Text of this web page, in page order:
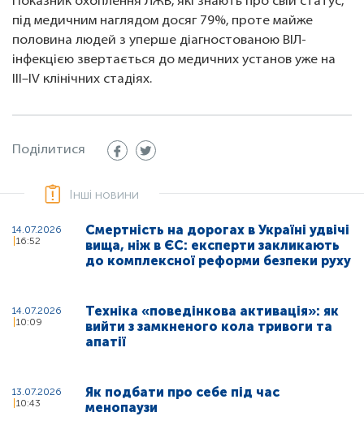
під медичним наглядом досяг 79%, проте майже
половина людей з уперше діагностованою ВІЛ-
інфекцією звертається до медичних установ уже на
III–IV клінічних стадіях.
Поділитися
Інші новини
14.07.2026
16:52
Смертність на дорогах в Україні удвічі
вища, ніж в ЄС: експерти закликають
до комплексної реформи безпеки руху
14.07.2026
10:09
Техніка «поведінкова активація»: як
вийти з замкненого кола тривоги та
апатії
13.07.2026
10:43
Як подбати про себе під час
менопаузи